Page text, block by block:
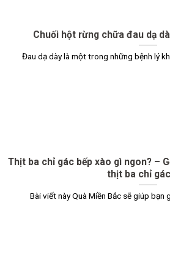
Chuối hột rừng chữa đau dạ
Đau dạ dày là một trong những bệnh lý
Thịt ba chỉ gác bếp xào gì ngon? –
thịt ba chỉ
Bài viết này Quà Miền Bắc sẽ giúp bạn